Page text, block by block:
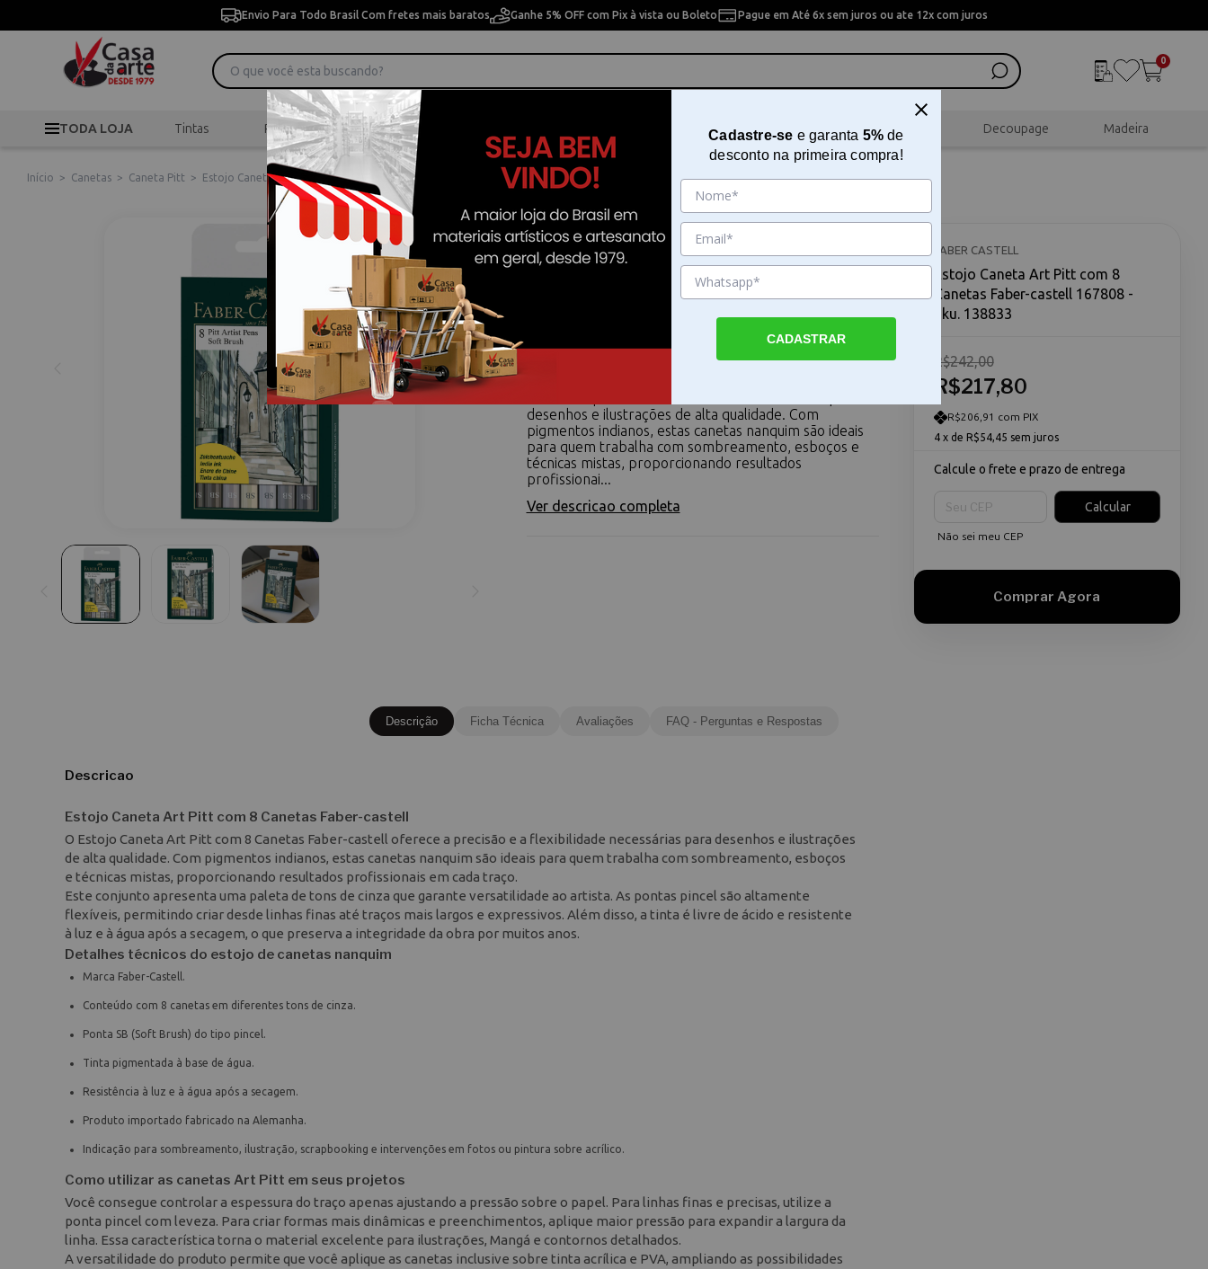
Envio Para Todo Brasil Com fretes mais baratos Ganhe 5% OFF com Pix à vista ou Boleto Pague em Até 6x sem juros ou ate 12x com juros
0
TODA LOJA Tintas Pincéis Desenho Pintura Artesanal Scrapbook Decoupage Madeira
Início > Canetas > Caneta Pitt > Estojo Caneta Art Pitt com 8 Canetas Faber-castell 167808
Estojo Caneta Art Pitt com 8 Canetas
Faber-castell 167808
Estojo Caneta Art Pitt com 8 Canetas Faber-castell O
desenhos e ilustrações de alta qualidade. Com
pigmentos indianos, estas canetas nanquim são ideais
para quem trabalha com sombreamento, esboços e
técnicas mistas, proporcionando resultados
profissionai...
Ver descricao completa
FABER CASTELL
Estojo Caneta Art Pitt com 8
Canetas Faber-castell 167808 -
Sku. 138833
R$217,80
R$242,00
R$206,91 com PIX
4 x de R$54,45 sem juros
Calcule o frete e prazo de entrega
Calcular
Não sei meu CEP
Descrição Ficha Técnica Avaliações FAQ - Perguntas e Respostas
Descricao
Estojo Caneta Art Pitt com 8 Canetas Faber-castell
O Estojo Caneta Art Pitt com 8 Canetas Faber-castell oferece a precisão e a flexibilidade necessárias para desenhos e ilustrações
de alta qualidade. Com pigmentos indianos, estas canetas nanquim são ideais para quem trabalha com sombreamento, esboços
e técnicas mistas, proporcionando resultados profissionais em cada traço.
Este conjunto apresenta uma paleta de tons de cinza que garante versatilidade ao artista. As pontas pincel são altamente
flexíveis, permitindo criar desde linhas finas até traços mais largos e expressivos. Além disso, a tinta é livre de ácido e resistente
à luz e à água após a secagem, o que preserva a integridade da obra por muitos anos.
Detalhes técnicos do estojo de canetas nanquim
Marca Faber-Castell.
Conteúdo com 8 canetas em diferentes tons de cinza.
Ponta SB (Soft Brush) do tipo pincel.
Tinta pigmentada à base de água.
Resistência à luz e à água após a secagem.
Produto importado fabricado na Alemanha.
Indicação para sombreamento, ilustração, scrapbooking e intervenções em fotos ou pintura sobre acrílico.
Como utilizar as canetas Art Pitt em seus projetos
Você consegue controlar a espessura do traço apenas ajustando a pressão sobre o papel. Para linhas finas e precisas, utilize a
ponta pincel com leveza. Para criar formas mais dinâmicas e preenchimentos, aplique maior pressão para expandir a largura da
linha. Essa característica torna o material excelente para ilustrações, Mangá e contornos detalhados.
A versatilidade do produto permite que você aplique as canetas inclusive sobre tinta acrílica e PVA, ampliando as possibilidades
Cadastre-se e garanta 5%de
desconto na primeira compra!
CADASTRAR